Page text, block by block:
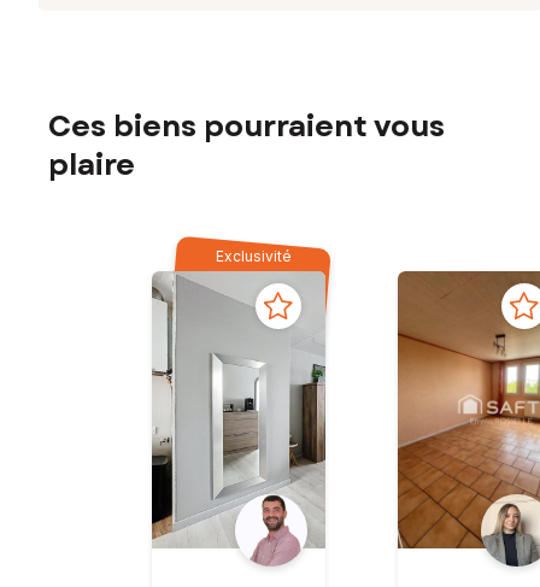
Ces biens pourraient vous
plaire
Exclusivité